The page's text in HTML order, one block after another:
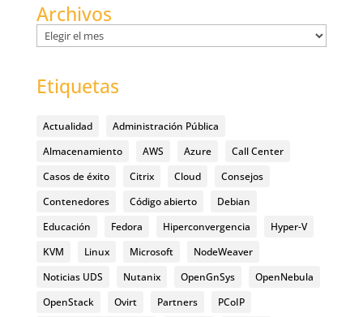
Archivos
Archivos
Etiquetas
Actualidad
Administración Pública
Almacenamiento
AWS Azure
Call Center
Casos de éxito
Citrix Cloud
Consejos
Contenedores
Código abierto
Debian
Educación
Fedora Hiperconvergencia
Hyper-V
KVM
Linux Microsoft
NodeWeaver
Noticias UDS
Nutanix OpenGnSys
OpenNebula
OpenStack
Ovirt Partners
PCoIP